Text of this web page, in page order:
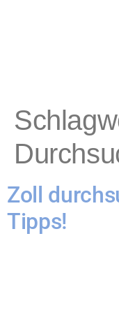
Zoll
Tipps!